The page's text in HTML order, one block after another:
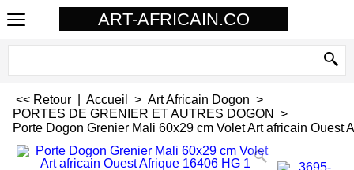
ART-AFRICAIN.CO
<< Retour Accueil > Art Africain Dogon >
PORTES DE GRENIER ET AUTRES DOGON
>
Porte Dogon Grenier Mali 60x29 cm Volet Art africain Ouest